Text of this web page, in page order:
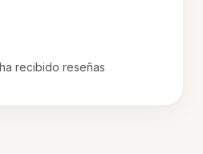
recibido reseñas